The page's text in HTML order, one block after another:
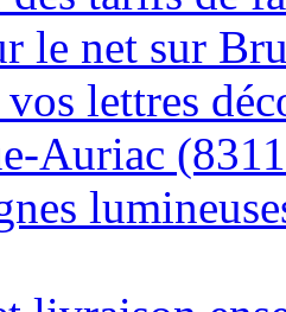
le net sur
lettres
Auriac